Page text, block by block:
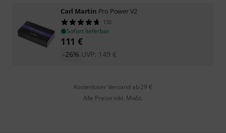
Carl Martin Pro Power V2
133
Sofort lieferbar
111 €
UVP: 149 €
-26%
Kostenloser Versand ab 29 €
Alle Preise inkl. MwSt.